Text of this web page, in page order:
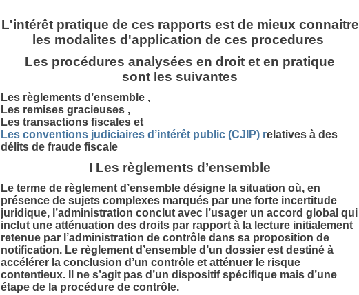
L'intérêt pratique de ces rapports est de mieux connaitre
les modalites d'application de ces procedures
Les procédures analysées en droit et en pratique
sont les suivantes
Les règlements d’ensemble ,
Les remises gracieuses ,
Les transactions fiscales et
Les conventions judiciaires d’intérêt public (CJIP) relatives à des
délits de fraude fiscale
I Les règlements d’ensemble
Le terme de règlement d’ensemble désigne la situation où, en
présence de sujets complexes marqués par une forte incertitude
juridique, l’administration conclut avec l’usager un accord global qui
inclut une atténuation des droits par rapport à la lecture initialement
retenue par l’administration de contrôle dans sa proposition de
notification. Le règlement d’ensemble d’un dossier est destiné à
accélérer la conclusion d’un contrôle et atténuer le risque
contentieux. Il ne s’agit pas d’un dispositif spécifique mais d’une
étape de la procédure de contrôle.